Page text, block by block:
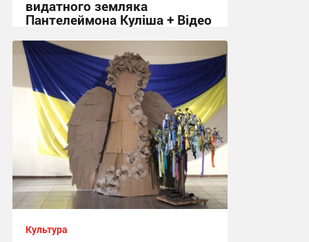
видатного земляка
Пантелеймона Куліша + Відео
17:26, 6.08.2026
Культура